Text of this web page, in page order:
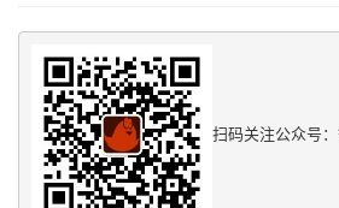
扫码关注公众号